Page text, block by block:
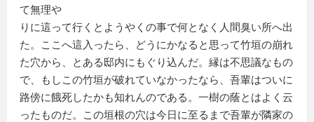
て無理や
りに這って行くとようやくの事で何となく人間臭い所へ出
た。ここへ這入ったら、どうにかなると思って竹垣の崩れ
た穴から、とある邸内にもぐり込んだ。縁は不思議なもの
で、もしこの竹垣が破れていなかったなら、吾輩はついに
路傍に餓死したかも知れんのである。一樹の蔭とはよく云
ったものだ。この垣根の穴は今日に至るまで吾輩が隣家の